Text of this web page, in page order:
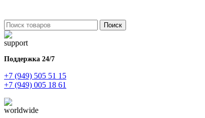
Поиск
Поддержка 24/7
+7 (949) 505 51 15
+7 (949) 005 18 61